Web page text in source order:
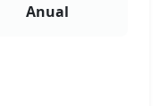
Anual